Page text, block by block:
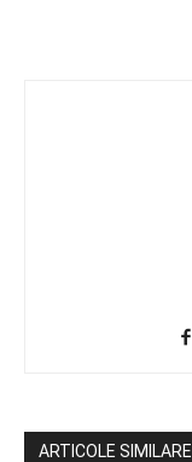
ARTICOLE SIMILARE